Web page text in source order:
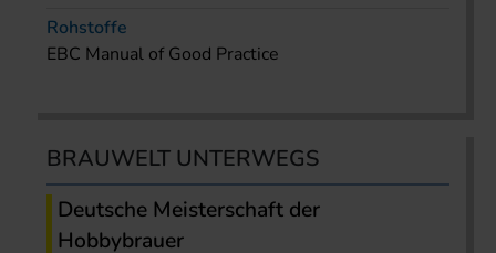
Rohstoffe
EBC Manual of Good Practice
BRAUWELT UNTERWEGS
Deutsche Meisterschaft der
Hobbybrauer